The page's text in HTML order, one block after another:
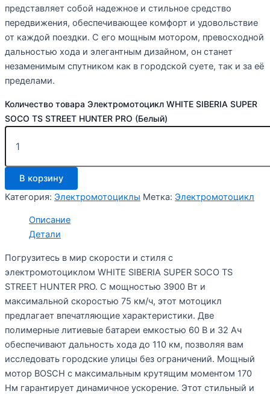
представляет собой надежное и стильное средство
передвижения, обеспечивающее комфорт и удовольствие
от каждой поездки. С его мощным мотором, превосходной
дальностью хода и элегантным дизайном, он станет
незаменимым спутником как в городской суете, так и за её
пределами.
Количество товара Электромотоцикл WHITE SIBERIA SUPER
SOCO TS STREET HUNTER PRO (Белый)
В корзину
Категория: Электромотоциклы Метка: Электромотоцикл
Описание
Детали
Погрузитесь в мир скорости и стиля с
электромотоциклом WHITE SIBERIA SUPER SOCO TS
STREET HUNTER PRO. С мощностью 3900 Вт и
максимальной скоростью 75 км/ч, этот мотоцикл
предлагает впечатляющие характеристики. Две
полимерные литиевые батареи емкостью 60 В и 32 Ач
обеспечивают дальность хода до 110 км, позволяя вам
исследовать городские улицы без ограничений. Мощный
мотор BOSCH с максимальным крутящим моментом 170
Нм гарантирует динамичное ускорение. Этот стильный и